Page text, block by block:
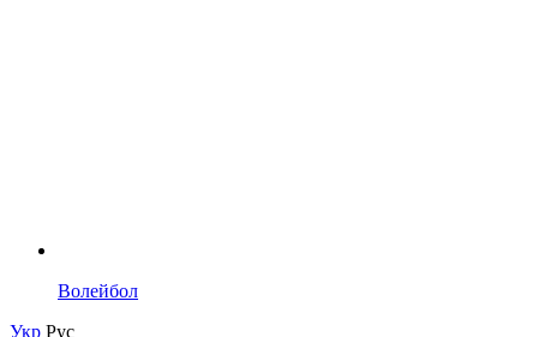
Волейбол
Укр Рус